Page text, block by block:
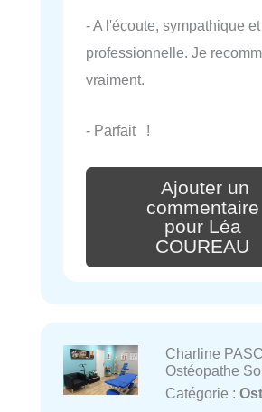
- A l'écoute, sympathique et
professionnelle. Je
vraiment.
- Parfait !
Ajouter un
commentaire
pour Léa
COUREAU
Charline
Ostéopathe
Catégorie :